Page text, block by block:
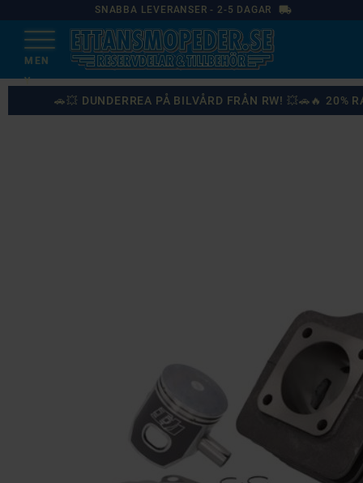
SNABBA LEVERANSER - 2-5 DAGAR local_shipping
🚗💥 DUNDERREA PÅ BILVÅRD FRÅN RW! 💥🚗🔥 20%
Montage/Arbetshandske
Hanvo PE304 1 par
ETH01m
Solglasögon 5